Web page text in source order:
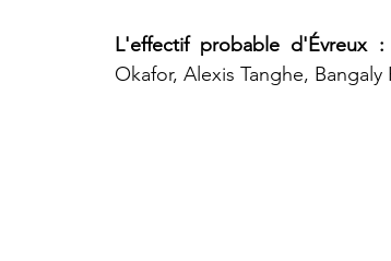
L'effectif probable d'Évreux :
Okafor, Alexis Tanghe,